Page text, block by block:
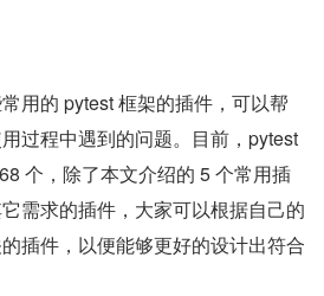
用的 pytest 框架的插件，可以帮
过程中遇到的问题。目前，pytest
个，除了本文介绍的 5 个常用插
需求的插件，大家可以根据自己的
插件，以便能够更好的设计出符合